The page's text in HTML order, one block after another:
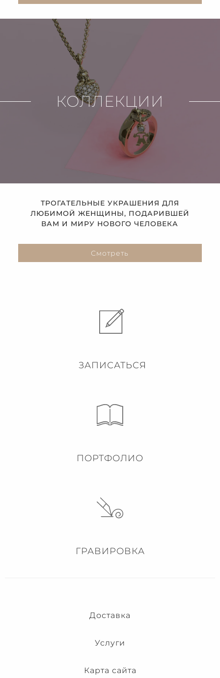
КОЛЛЕКЦИИ
ТРОГАТЕЛЬНЫЕ УКРАШЕНИЯ ДЛЯ
ЛЮБИМОЙ ЖЕНЩИНЫ, ПОДАРИВШЕЙ
ВАМ И МИРУ НОВОГО ЧЕЛОВЕКА
Смотреть
ЗАПИСАТЬСЯ
ПОРТФОЛИО
ГРАВИРОВКА
Доставка
Услуги
Карта сайта